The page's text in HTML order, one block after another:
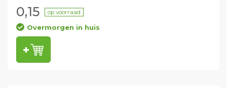
0,15 op voorraad
Overmorgen in huis